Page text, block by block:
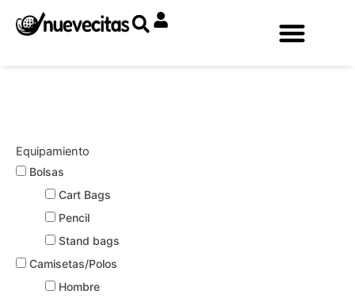
Equipamiento
Bolsas
Cart Bags
Pencil
Stand bags
Camisetas/Polos
Hombre